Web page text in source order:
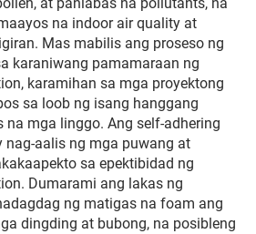
na indoor air quality at
Mas mabilis ang proseso ng
karaniwang pamamaraan ng
karamihan sa mga proyektong
sa loob ng isang hanggang
na mga linggo. Ang self-adhering
nag-aalis ng mga puwang at
sa epektibidad ng
Dumarami ang lakas ng
ng matigas na foam ang
dingding at bubong, na posibleng